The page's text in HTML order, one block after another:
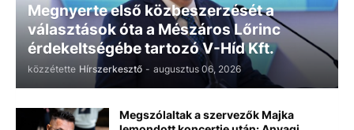
Megnyerte első közbeszerzését a
választások óta a Mészáros Lőrinc
érdekeltségébe tartozó V-Híd Kft.
közzétette Hírszerkesztő - augusztus 06, 2026
Megszólaltak a szervezők Majka